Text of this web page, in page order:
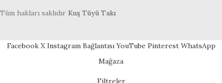
Tüm hakları saklıdır Kuş Tüyü Takı
Facebook X Instagram Bağlantısı YouTube Pinterest WhatsApp
Mağaza
Filtreler